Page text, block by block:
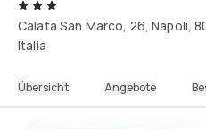
Calata San Marco, 26, Napoli,
Italia
Übersicht Angebote